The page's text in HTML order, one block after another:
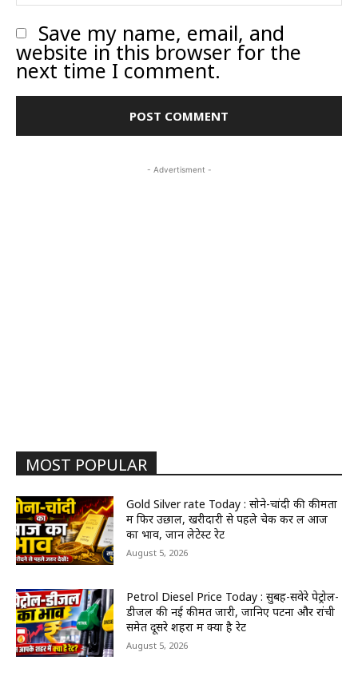
Save my name, email, and
website in this browser for the
next time I comment.
- Advertisment -
MOST POPULAR
Gold Silver rate Today : सोने-चांदी की कीमतों
में फिर उछाल, खरीदारी से पहले चेक कर लें आज
का भाव, जानें लेटेस्ट रेट
August 5, 2026
Petrol Diesel Price Today : सुबह-सवेरे पेट्रोल-
डीजल की नई कीमतें जारी, जानिए पटना और रांची
समेत दूसरे शहरों में क्या है रेट
August 5, 2026